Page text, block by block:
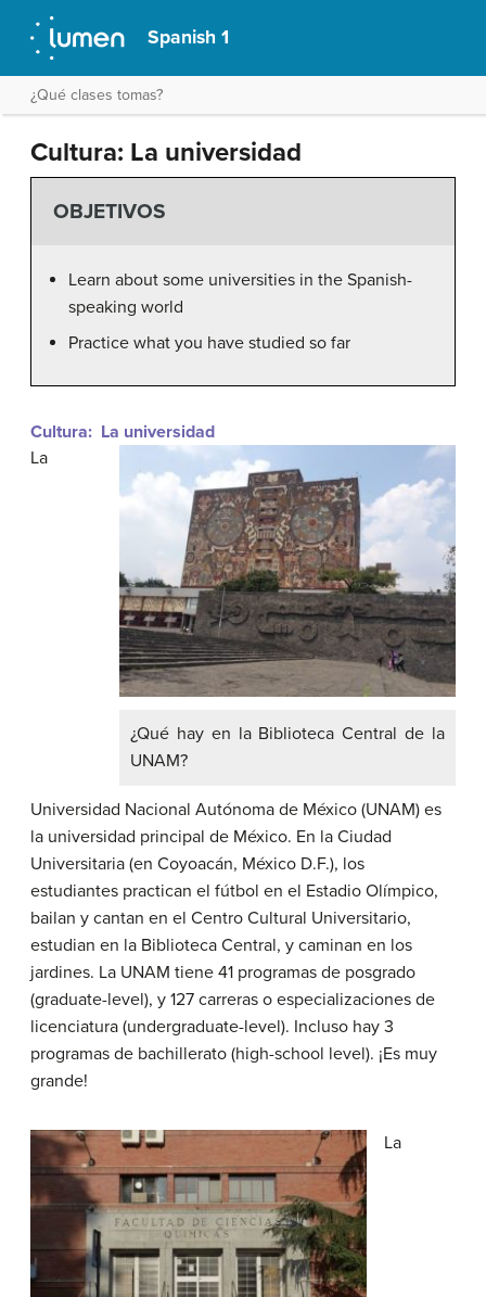
Spanish 1
¿Qué clases tomas?
Cultura: La universidad
OBJETIVOS
Learn about some universities in the Spanish-
speaking world
Practice what you have studied so far
Cultura: La universidad
¿Qué hay en la Biblioteca Central de la
UNAM?
La
Universidad Nacional Autónoma de México (UNAM) es
la universidad principal de México. En la Ciudad
Universitaria (en Coyoacán, México D.F.), los
estudiantes practican el fútbol en el Estadio Olímpico,
bailan y cantan en el Centro Cultural Universitario,
estudian en la Biblioteca Central, y caminan en los
jardines. La UNAM tiene 41 programas de posgrado
(graduate-level), y 127 carreras o especializaciones de
licenciatura (undergraduate-level). Incluso hay 3
programas de bachillerato (high-school level). ¡Es muy
grande!
La